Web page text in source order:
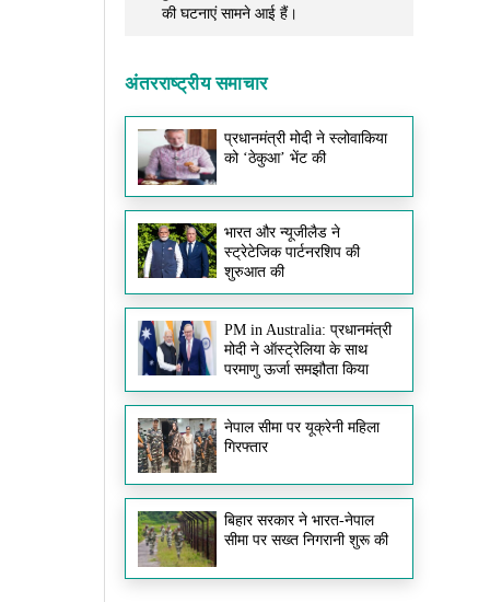
की घटनाएं सामने आई हैं।
अंतरराष्ट्रीय समाचार
प्रधानमंत्री मोदी ने स्लोवाकिया
को ‘ठेकुआ’ भेंट की
भारत और न्यूजीलैड ने
स्ट्रेटेजिक पार्टनरशिप की
शुरुआत की
PM in Australia: प्रधानमंत्री
मोदी ने ऑस्ट्रेलिया के साथ
परमाणु ऊर्जा समझौता किया
नेपाल सीमा पर यूक्रेनी महिला
गिरफ्तार
बिहार सरकार ने भारत-नेपाल
सीमा पर सख्त निगरानी शुरू की